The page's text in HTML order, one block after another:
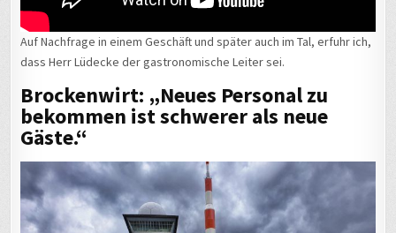
Auf Nachfrage in einem Geschäft und später auch im Tal, erfuhr ich,
dass Herr Lüdecke der gastronomische Leiter sei.
Brockenwirt: „Neues Personal zu
bekommen ist schwerer als neue
Gäste.“